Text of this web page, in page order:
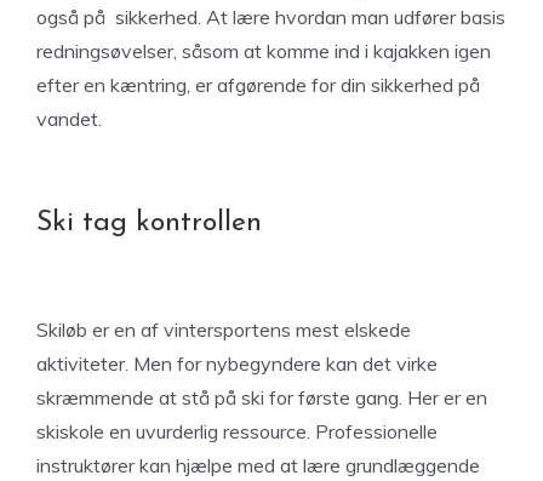
også på sikkerhed. At lære hvordan man udfører basis
redningsøvelser, såsom at komme ind i kajakken igen
efter en kæntring, er afgørende for din sikkerhed på
vandet.
Ski tag kontrollen
Skiløb er en af vintersportens mest elskede
aktiviteter. Men for nybegyndere kan det virke
skræmmende at stå på ski for første gang. Her er en
skiskole en uvurderlig ressource. Professionelle
instruktører kan hjælpe med at lære grundlæggende